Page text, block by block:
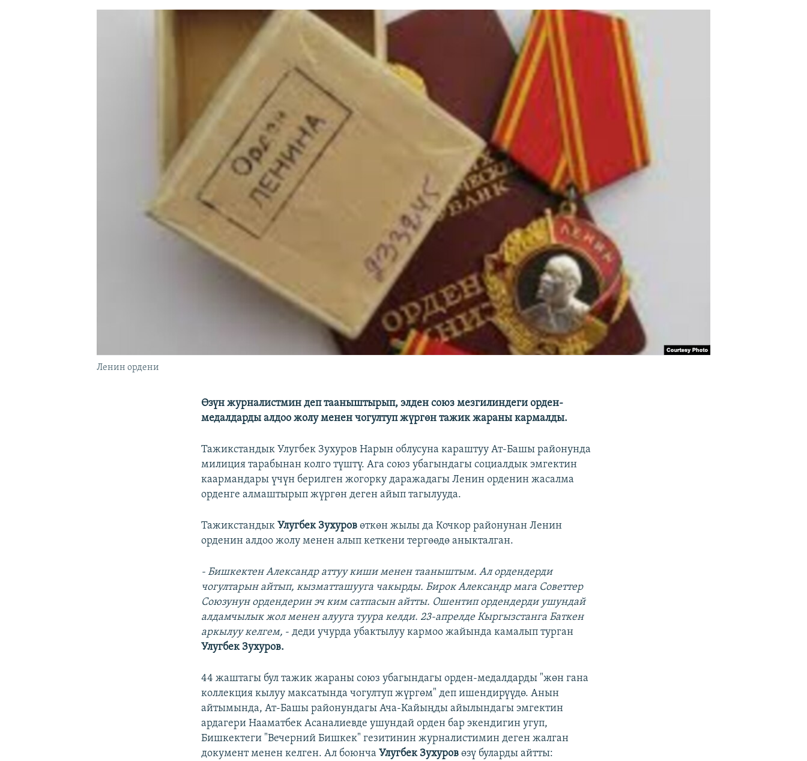
Ленин ордени
Өзүн журналистмин деп тааныштырып, элден союз мезгилиндеги орден-
медалдарды алдоо жолу менен чогултуп жүргөн тажик жараны кармалды.
Тажикстандык Улугбек Зухуров Нарын облусуна караштуу Ат-Башы районунда
милиция тарабынан колго түштү. Ага союз убагындагы социалдык эмгектин
каармандары үчүн берилген жогорку даражадагы Ленин орденин жасалма
орденге алмаштырып жүргөн деген айып тагылууда.
ТажикстандыкУлугбек Зухуров өткөн жылы да Кочкор районунан Ленин
орденин алдоо жолу менен алып кеткени тергөөдө аныкталган.
- Бишкектен Александр аттуу киши менен тааныштым. Ал ордендерди
чогултарын айтып, кызматташууга чакырды. Бирок Александр мага Советтер
Союзунун ордендерин эч ким сатпасын айтты. Ошентип ордендерди ушундай
алдамчылык жол менен алууга туура келди. 23-апрелде Кыргызстанга Баткен
аркылуу келгем, - деди учурда убактылуу кармоо жайында камалып турган
Улугбек Зухуров.
44 жаштагы бул тажик жараны союз убагындагы орден-медалдарды "жөн гана
коллекция кылуу максатында чогултуп жүргөм" деп ишендирүүдө. Анын
айтымында, Ат-Башы районундагы Ача-Кайыңды айылындагы эмгектин
ардагери Нааматбек Асаналиевде ушундай орден бар экендигин угуп,
Бишкектеги "Вечерний Бишкек" гезитинин журналистимин деген жалган
документ менен келген. Ал боюнчаУлугбек Зухуров өзү буларды айтты: